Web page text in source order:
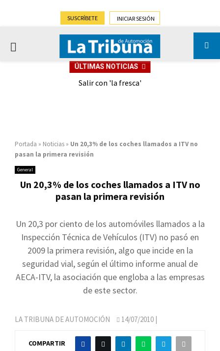
SUSCRÍBETE INICIAR SESIÓN
PRIMARY
ÚLTIMAS NOTICIAS
Salir con 'la fresca'
Portada » Noticias » Un 20,3% de los coches llamados a ITV no
pasan la primera revisión
General
Un 20,3% de los coches llamados a ITV no
pasan la primera revisión
Un 20,3 por ciento de los automóviles llamados a la
Inspección Técnica de Vehículos (ITV) no pasó en
2009 la primera revisión, algo que incide en la
seguridad vial, según el último informe anual de
AECA-ITV, la asociación que engloba a las empresas
de este sector.
LA TRIBUNA DE AUTOMOCIÓN 14/07/2010 |
COMPARTIR